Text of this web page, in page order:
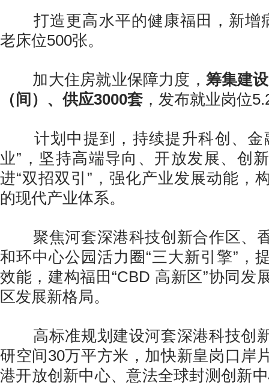
打造更高水平的健康福田，新增
老床位500张。
加大住房就业保障力度， 筹集建
（间）、供应3000套 ，发布就业岗位
计划中提到，持续提升科创、金
业”，坚持高端导向、开放发展、创
进“双招双引”，强化产业发展动能，
的现代产业体系。
聚焦河套深港科技创新合作区、
和环中心公园活力圈“三大新引擎”，
效能，建构福田“CBD 高新区”协同发
区发展新格局。
高标准规划建设河套深港科技创
研空间30万平方米，加快新皇岗口岸
港开放创新中心、意法全球封测创新